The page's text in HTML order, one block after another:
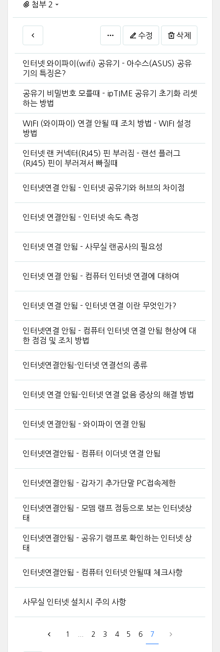
첨부 2
수정 삭제
인터넷 와이파이(wifi) 공유기 - 아수스(ASUS) 공유
기의 특징은?
공유기 비밀번호 모를때 - ipTIME 공유기 초기화 리셋
하는 방법
WIFI (와이파이) 연결 안될 때 조치 방법 - WIFI 설정
방법
인터넷 랜 커넥터(RJ45) 핀 부러짐 - 랜선 플러그
(RJ45) 핀이 부러져서 빠질때
인터넷연결 안됨 - 인터넷 공유기와 허브의 차이점
인터넷 연결안됨 - 인터넷 속도 측정
인터넷 연결 안됨 - 사무실 랜공사의 필요성
인터넷 연결 안됨 - 컴퓨터 인터넷 연결에 대하여
인터넷 연결 안됨 - 인터넷 연결 이란 무엇인가?
인터넷연결 안됨 - 컴퓨터 인터넷 연결 안됨 현상에 대
한 점검 및 조치 방법
인터넷연결안됨-인터넷 연결선의 종류
인터넷 연결 안됨-인터넷 연결 없음 증상의 해결 방법
인터넷 연결안됨 - 와이파이 연결 안됨
인터넷연결안됨 - 컴퓨터 이더넷 연결 안됨
인터넷연결안됨 - 갑자기 추가단말 PC접속제한
인터넷연결안됨 - 모뎀 램프 점등으로 보는 인터넷상
태
인터넷연결안됨 - 공유기 램프로 확인하는 인터넷 상
태
인터넷연결안됨 - 컴퓨터 인터넷 안될때 체크사항
사무실 인터넷 설치시 주의 사항
1 2 3 4 5 6 7